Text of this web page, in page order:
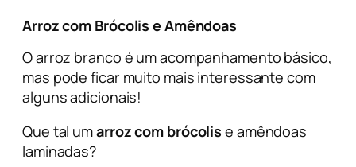
Arroz com Brócolis e Amêndoas
O arroz branco é um acompanhamento básico,
mas pode ficar muito mais interessante com
alguns adicionais!
Que tal umarroz com brócolis e amêndoas
laminadas?